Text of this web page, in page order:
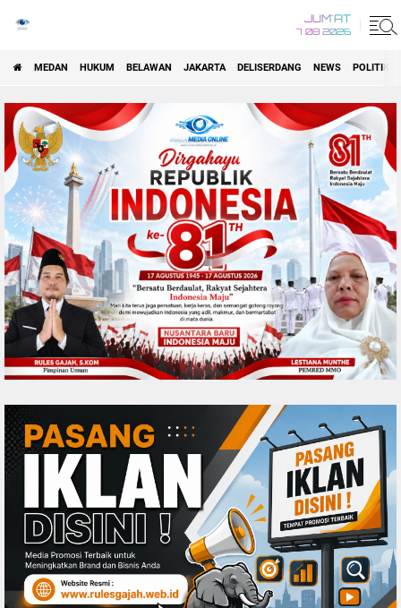
JUM'AT
7 08 2026
MEDAN HUKUM BELAWAN JAKARTA DELISERDANG NEWS POLITIK